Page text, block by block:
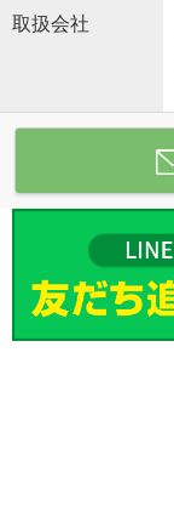
取扱会社